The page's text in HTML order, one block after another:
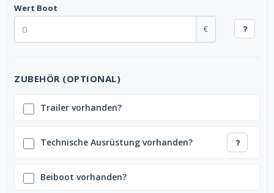
Wert Boot
€
ZUBEHÖR (OPTIONAL)
Trailer vorhanden?
Technische Ausrüstung vorhanden?
Beiboot vorhanden?